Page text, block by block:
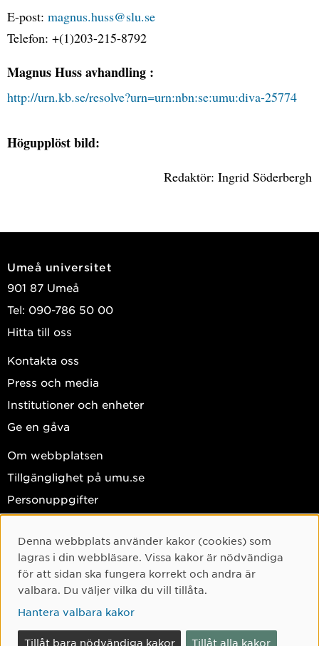
E-post: magnus.huss@slu.se
Telefon: +(1)203-215-8792
Magnus Huss avhandling :
http://urn.kb.se/resolve?urn=urn:nbn:se:umu:diva-25774
Högupplöst bild:
Redaktör: Ingrid Söderbergh
Umeå universitet
901 87 Umeå
Tel: 090-786 50 00
Hitta till oss
Kontakta oss
Press och media
Institutioner och enheter
Ge en gåva
Om webbplatsen
Tillgänglighet på umu.se
Personuppgifter
Facebook
Instagram
TikTok
Youtube
LinkedIn
Cookie-samtycke
Denna webbplats använder kakor (cookies) som
lagras i din webbläsare. Vissa kakor är nödvändiga
för att sidan ska fungera korrekt och andra är
valbara. Du väljer vilka du vill tillåta.
Hantera valbara kakor
Tillåt bara nödvändiga kakor Tillåt alla kakor